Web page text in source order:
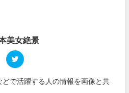
美女絶景
で活躍する人の情報を画像と共